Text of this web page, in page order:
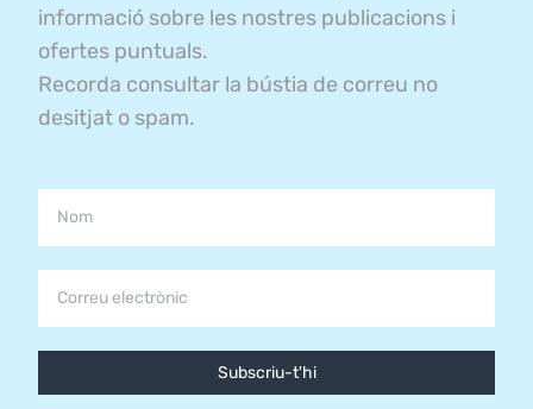
informació sobre les nostres publicacions i
ofertes puntuals.
Recorda consultar la bústia de correu no
desitjat o spam.
Subscriu-t'hi